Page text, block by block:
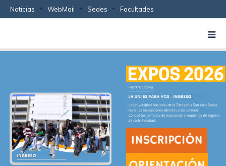
Noticias WebMail Sedes Facultades